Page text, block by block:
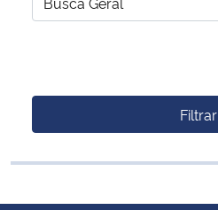
Filtrar